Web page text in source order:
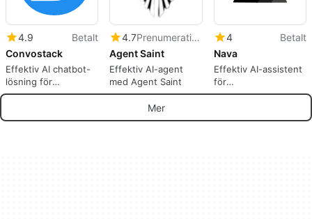
4.9
Betalt
Convostack
Effektiv AI chatbot-
lösning för
utvecklare
4.7
Prenumeration
Agent Saint
Effektiv AI-agent
med Agent Saint
4
Betalt
Nava
Effektiv AI-assistent
för
invandringsprocessen
Mer